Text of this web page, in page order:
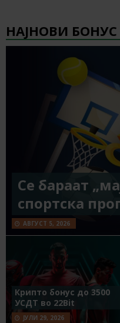
НАЈНОВИ БОНУС
Се бараат
спортска
АВГУСТ 5, 2026
Крипто бонус до 3500
УСДТ во 22Bit
ЈУЛИ 29, 2026